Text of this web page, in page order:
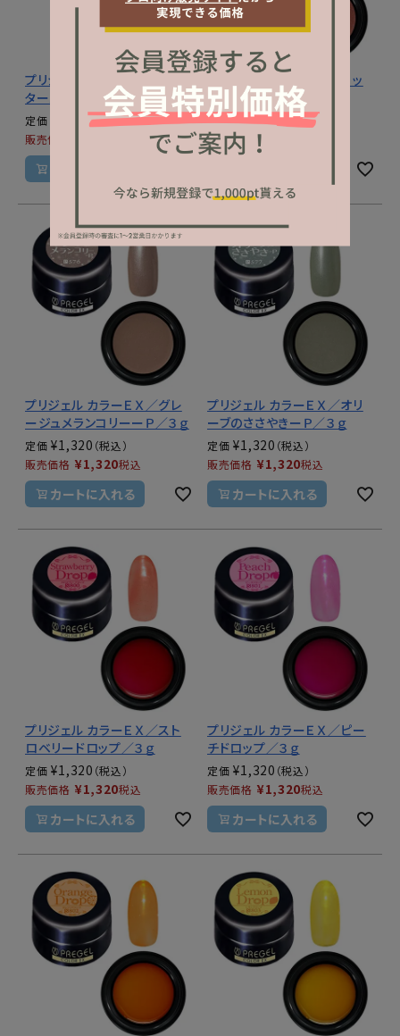
プリジェル カラーＥＸ／ネク
ターパールーＰ／３ｇ
定価 1,320
販売価格
プリジェル カラーＥＸ／コッ
パーパール姫ーＰ／３ｇ
定価 ¥1,320
販売価格 ¥
プリジェル カラーＥＸ／グレ
ージュメランコリーーＰ／３ｇ
定価 ¥1,320
販売価格 ¥1,320税込
カートに入れる
プリジェル カラーＥＸ／オリ
ーブのささやきーＰ／３ｇ
定価 ¥1,320
販売価格 ¥1,320税込
カートに入れる
プリジェル カラーＥＸ／スト
ロベリードロップ／３ｇ
定価 ¥1,320
販売価格 ¥1,320税込
カートに入れる
プリジェル カラーＥＸ／ピー
チドロップ／３ｇ
定価 ¥1,320
販売価格 ¥1,320税込
カートに入れる